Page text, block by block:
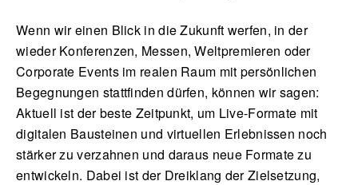
Wenn wir einen Blick in die Zukunft werfen, in der
wieder Konferenzen, Messen, Weltpremieren oder
Corporate Events im realen Raum mit persönlichen
Begegnungen stattfinden dürfen, können wir sagen:
Aktuell ist der beste Zeitpunkt, um Live-Formate mit
digitalen Bausteinen und virtuellen Erlebnissen noch
stärker zu verzahnen und daraus neue Formate zu
entwickeln. Dabei ist der Dreiklang der Zielsetzung,